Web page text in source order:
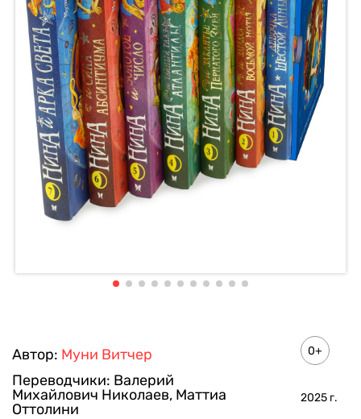
Автор: Муни Витчер
Переводчики: Валерий
Михайлович Николаев, Маттиа
Оттолини
0+
2025 г.